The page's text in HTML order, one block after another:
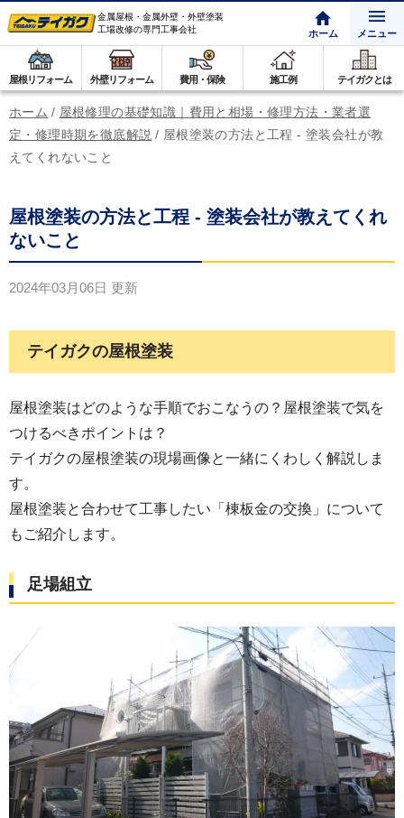
金属屋根・金属外壁・外壁塗装
工場改修の専門工事会社
ホーム メニュー
屋根リフォーム 外壁リフォーム 費用・保険 施工例 テイガクとは
ホーム / 屋根修理の基礎知識｜費用と相場・修理方法・業者選
定・修理時期を徹底解説 / 屋根塗装の方法と工程 - 塗装会社が教
えてくれないこと
屋根塗装の方法と工程 - 塗装会社が教えてくれ
ないこと
2024年03月06日 更新
テイガクの屋根塗装
屋根塗装はどのような手順でおこなうの？屋根塗装で気を
つけるべきポイントは？
テイガクの屋根塗装の現場画像と一緒にくわしく解説しま
す。
屋根塗装と合わせて工事したい「棟板金の交換」について
もご紹介します。
足場組立